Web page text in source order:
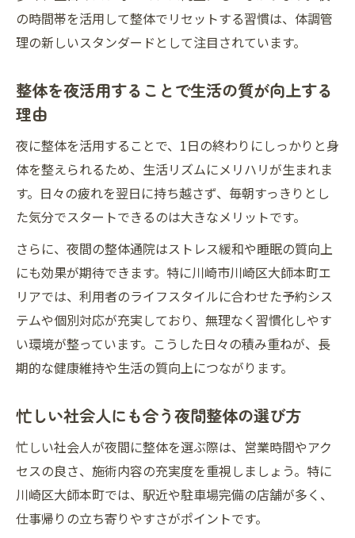
の時間帯を活用して整体でリセットする習慣は、体調管
理の新しいスタンダードとして注目されています。
整体を夜活用することで生活の質が向上する
理由
夜に整体を活用することで、1日の終わりにしっかりと身
体を整えられるため、生活リズムにメリハリが生まれま
す。日々の疲れを翌日に持ち越さず、毎朝すっきりとし
た気分でスタートできるのは大きなメリットです。
さらに、夜間の整体通院はストレス緩和や睡眠の質向上
にも効果が期待できます。特に川崎市川崎区大師本町エ
リアでは、利用者のライフスタイルに合わせた予約シス
テムや個別対応が充実しており、無理なく習慣化しやす
い環境が整っています。こうした日々の積み重ねが、長
期的な健康維持や生活の質向上につながります。
忙しい社会人にも合う夜間整体の選び方
忙しい社会人が夜間に整体を選ぶ際は、営業時間やアク
セスの良さ、施術内容の充実度を重視しましょう。特に
川崎区大師本町では、駅近や駐車場完備の店舗が多く、
仕事帰りの立ち寄りやすさがポイントです。